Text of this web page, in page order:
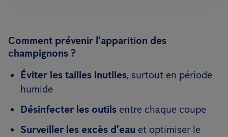
Comment prévenir l’apparition des
champignons ?
Éviter les tailles inutiles, surtout en période
humide
Désinfecter les outils entre chaque coupe
Surveiller les excès d’eau et optimiser le